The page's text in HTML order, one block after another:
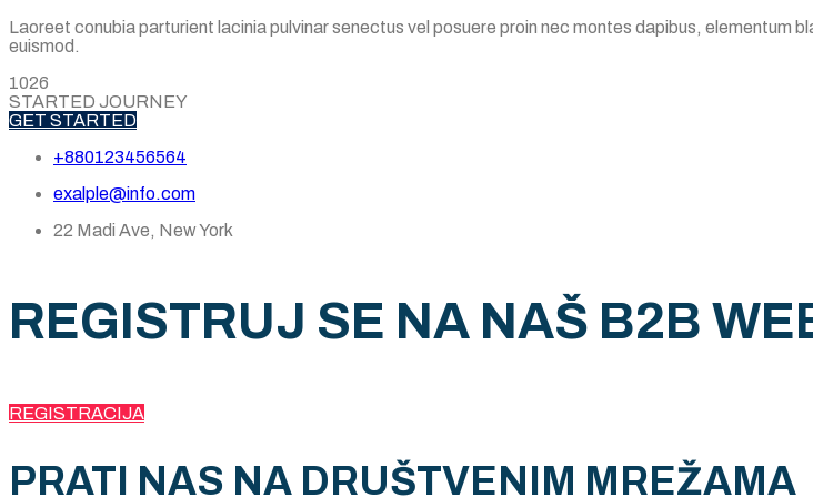
Laoreet conubia parturient lacinia pulvinar senectus vel posuere proin nec montes dapibus,
euismod.
1026
STARTED JOURNEY
GET STARTED
+880123456564
exalple@info.com
22 Madi Ave, New York
REGISTRUJ SE NA NAŠ B2B
REGISTRACIJA
PRATI NAS NA DRUŠTVENIM MREŽAMA